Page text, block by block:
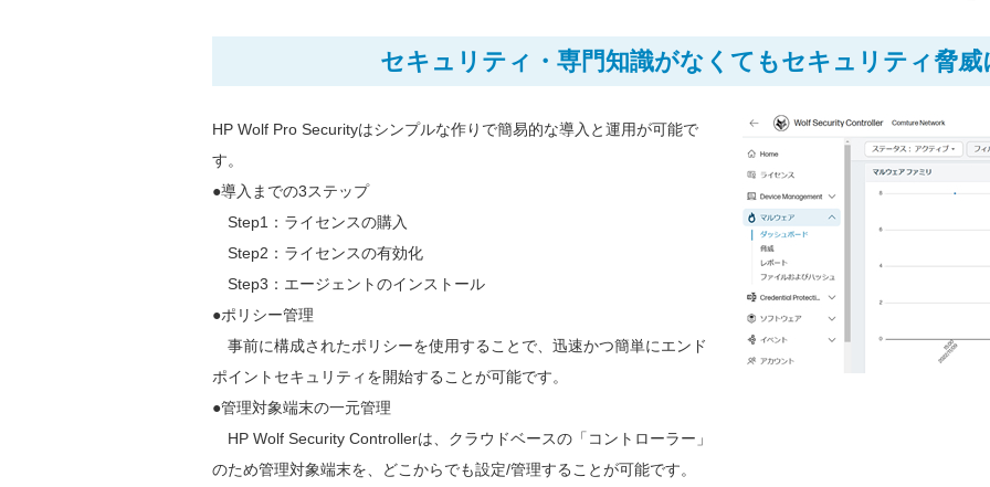
セキュリティ・専門知識がなくてもセキュリティ脅威
HP Wolf Pro Securityはシンプルな作りで簡易的な導入と運用が可能で
す。
●導入までの3ステップ
Step1：ライセンスの購入
Step2：ライセンスの有効化
Step3：エージェントのインストール
●ポリシー管理
事前に構成されたポリシーを使用することで、迅速かつ簡単にエンド
ポイントセキュリティを開始することが可能です。
●管理対象端末の一元管理
HP Wolf Security Controllerは、クラウドベースの「コントローラー」
のため管理対象端末を、どこからでも設定/管理することが可能です。